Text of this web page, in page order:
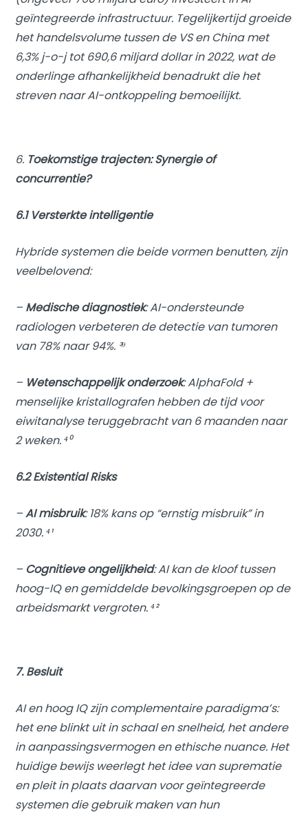
geïntegreerde infrastructuur. Tegelijkertijd groeide
het handelsvolume tussen de VS en China met
6,3% j-o-j tot 690,6 miljard dollar in 2022, wat de
onderlinge afhankelijkheid benadrukt die het
streven naar AI-ontkoppeling bemoeilijkt.
6. Toekomstige trajecten: Synergie of
concurrentie?
6.1 Versterkte intelligentie
Hybride systemen die beide vormen benutten, zijn
veelbelovend:
– Medische diagnostiek: AI-ondersteunde
radiologen verbeteren de detectie van tumoren
van 78% naar 94%. ³⁹
– Wetenschappelijk onderzoek: AlphaFold +
menselijke kristallografen hebben de tijd voor
eiwitanalyse teruggebracht van 6 maanden naar
2 weken. ⁴⁰
6.2 Existential Risks
–AI misbruik: 18% kans op “ernstig misbruik” in
2030. ⁴¹
– Cognitieve ongelijkheid: AI kan de kloof tussen
hoog-IQ en gemiddelde bevolkingsgroepen op de
arbeidsmarkt vergroten. ⁴²
7. Besluit
AI en hoog IQ zijn complementaire paradigma’s:
het ene blinkt uit in schaal en snelheid, het andere
in aanpassingsvermogen en ethische nuance. Het
huidige bewijs weerlegt het idee van suprematie
en pleit in plaats daarvan voor geïntegreerde
systemen die gebruik maken van hun